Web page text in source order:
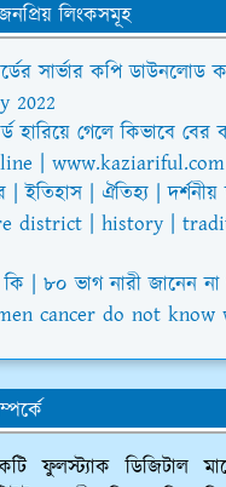
লিংকসমূহ
সার্ভার কপি
2022
হারিয়ে গেলে কিভাবে
| www.kaziariful.com
ইতিহাস | ঐতিহ্য |
district | history |
কি | ৮০ ভাগ নারী জানেন না
cancer do not know
ফুলস্ট্যাক ডিজিটাল